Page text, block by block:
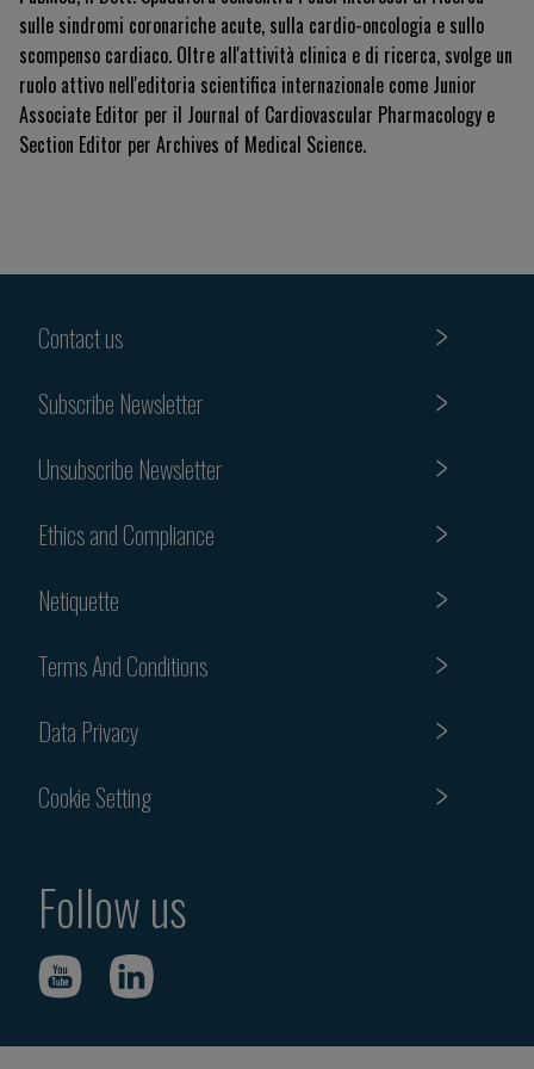
sulle sindromi coronariche acute, sulla cardio-oncologia e sullo
scompenso cardiaco. Oltre all'attività clinica e di ricerca, svolge un
ruolo attivo nell'editoria scientifica internazionale come Junior
Associate Editor per il Journal of Cardiovascular Pharmacology e
Section Editor per Archives of Medical Science.
Contact us
Subscribe Newsletter
Unsubscribe Newsletter
Ethics and Compliance
Netiquette
Terms And Conditions
Data Privacy
Cookie Setting
Follow us